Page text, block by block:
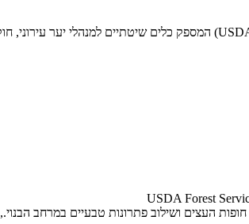
USDA Forest
העצים ושילוב פתרונות טבעיים במרחב הבנוי.,